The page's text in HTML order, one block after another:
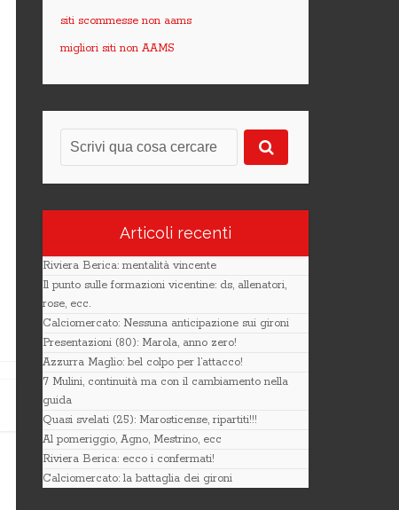
siti scommesse non aams
migliori siti non AAMS
Articoli recenti
Riviera Berica: mentalità vincente
Il punto sulle formazioni vicentine: ds, allenatori,
rose, ecc.
Calciomercato: Nessuna anticipazione sui gironi
Presentazioni (80): Marola, anno zero!
Azzurra Maglio: bel colpo per l’attacco!
7 Mulini, continuità ma con il cambiamento nella
guida
Quasi svelati (25): Marosticense, ripartiti!!!
Al pomeriggio, Agno, Mestrino, ecc
Riviera Berica: ecco i confermati!
Calciomercato: la battaglia dei gironi